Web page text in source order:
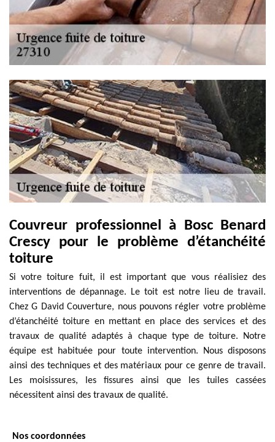
Couvreur professionnel à Bosc Benard
Crescy pour le problème d’étanchéité
toiture
Si votre toiture fuit, il est important que vous réalisiez des
interventions de dépannage. Le toit est notre lieu de travail.
Chez G David Couverture, nous pouvons régler votre problème
d’étanchéité toiture en mettant en place des services et des
travaux de qualité adaptés à chaque type de toiture. Notre
équipe est habituée pour toute intervention. Nous disposons
ainsi des techniques et des matériaux pour ce genre de travail.
Les moisissures, les fissures ainsi que les tuiles cassées
nécessitent ainsi des travaux de qualité.
Nos coordonnées